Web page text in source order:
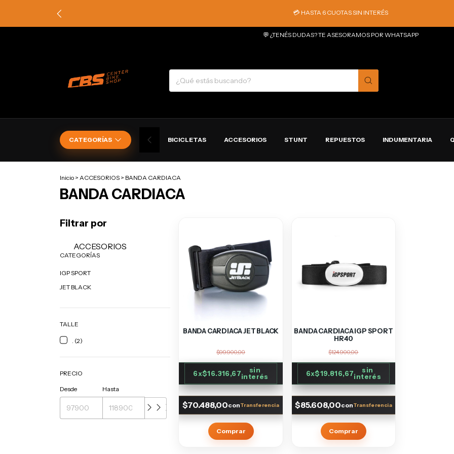
💳 HASTA 6 CUOTAS SIN INTERÉS
💬 ¿TENÉS DUDAS? TE ASESORAMOS POR WHATSAPP
CATEGORÍAS BICICLETAS ACCESORIOS STUNT REPUESTOS INDUMENTARIA
Inicio > ACCESORIOS > BANDA CARDIACA
BANDA CARDIACA
Filtrar por
ACCESORIOS
CATEGORÍAS
IGP SPORT
JET BLACK
TALLE
. (2)
PRECIO
Desde Hasta
BANDA CARDIACA JET BLACK
$99.900,00
6x$16.316,67
sin
interés
$70.488,00con
Comprar
BANDA CARDIACA IGP SPORT
HR40
$124.900,00
6x$19.816,67
sin
interés
$85.608,00con
Comprar